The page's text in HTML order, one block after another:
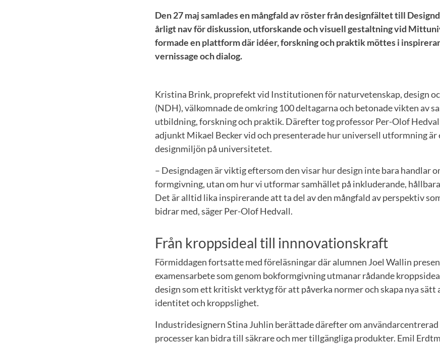
Den 27 maj samlades en mångfald av röster från designfältet till
årligt nav för diskussion, utforskande och visuell gestaltning vid
formade en plattform där idéer, forskning och praktik möttes i
vernissage och dialog.
Kristina Brink, proprefekt vid Institutionen för naturvetenskap, design
(NDH), välkomnade de omkring 100 deltagarna och betonade vikten av
utbildning, forskning och praktik. Därefter tog professor Per-Olof
adjunkt Mikael Becker vid och presenterade hur universell utformning är
designmiljön på universitetet.
– Designdagen är viktig eftersom den visar hur design inte bara handlar
formgivning, utan om hur vi utformar samhället på inkluderande,
Det är alltid lika inspirerande att ta del av den mångfald av perspektiv
bidrar med, säger Per-Olof Hedvall.
Från kroppsideal till innnovationskraft
Förmiddagen fortsatte med föreläsningar där alumnen Joel Wallin
examensarbete som genom bokformgivning utmanar rådande
design som ett kritiskt verktyg för att påverka normer och skapa nya sätt
identitet och kroppslighet.
Industridesignern Stina Juhlin berättade därefter om användarcentrerad
processer kan bidra till säkrare och mer tillgängliga produkter. Emil